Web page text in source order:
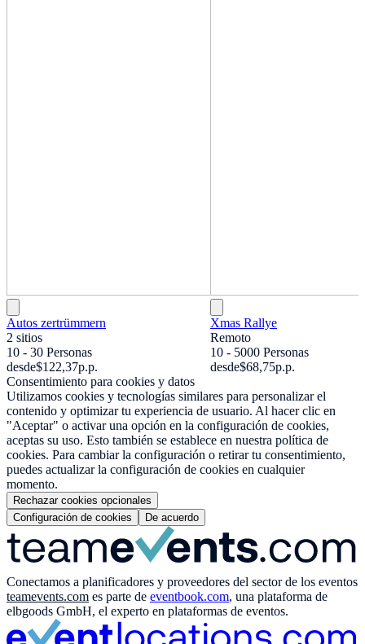
Autos zertrümmern
2 sitios
10 - 30 Personas
desde$122,37p.p.
Xmas Rallye
Remoto
10 - 5000 Personas
desde$68,75p.p.
Consentimiento para cookies y datos
Utilizamos cookies y tecnologías similares para personalizar el
contenido y optimizar tu experiencia de usuario. Al hacer clic en
"Aceptar" o activar una opción en la configuración de cookies,
aceptas su uso. Esto también se establece en nuestra política de
cookies. Para cambiar la configuración o retirar tu consentimiento,
puedes actualizar la configuración de cookies en cualquier
momento.
Rechazar cookies opcionales
Configuración de cookies
De acuerdo
Conectamos a planificadores y proveedores del sector de los eventos
teamevents.com es parte de eventbook.com, una plataforma de
elbgoods GmbH, el experto en plataformas de eventos.